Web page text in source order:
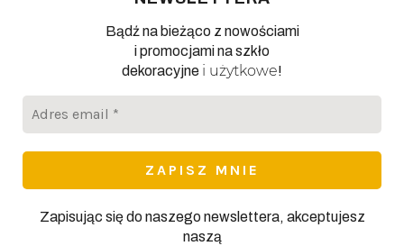
Bądź na bieżąco z nowościami
i promocjami na szkło
dekoracyjne i użytkowe!
Zapisując się do naszego newslettera, akceptujesz
naszą